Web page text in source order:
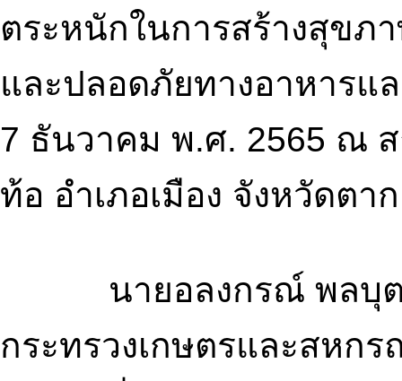
ตระหนักในการสร้างสุขภ
และปลอดภัยทางอาหารแ
7 ธันวาคม พ.ศ. 2565 ณ
ท้อ อำเภอเมือง จังหวัดตาก
นายอลงกรณ์ พลบุตร
กระทรวงเกษตรและสหก